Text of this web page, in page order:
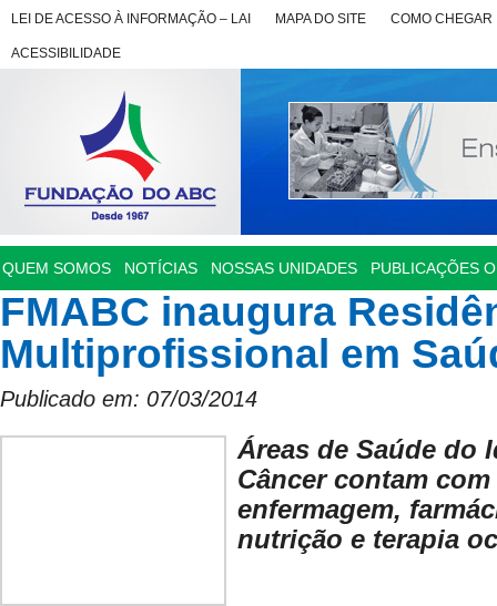
LEI DE ACESSO À INFORMAÇÃO – LAI MAPA DO SITE COMO CHEGAR
ACESSIBILIDADE
QUEM SOMOS NOTÍCIAS NOSSAS UNIDADES PUBLICAÇÕES
FMABC inaugura
Multiprofissional em
Publicado em: 07/03/2014
Áreas de Saúde do
Câncer contam
enfermagem,
nutrição e terapia